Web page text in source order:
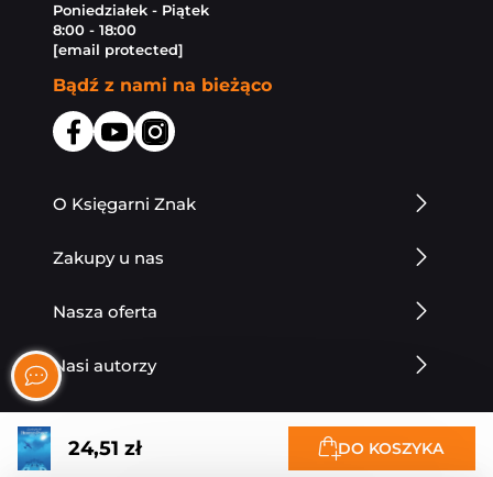
24,51 zł DO KOSZYKA
Poniedziałek - Piątek
8:00 - 18:00
[email protected]
Bądź z nami na bieżąco
O Księgarni Znak
Zakupy u nas
Nasza oferta
Nasi autorzy